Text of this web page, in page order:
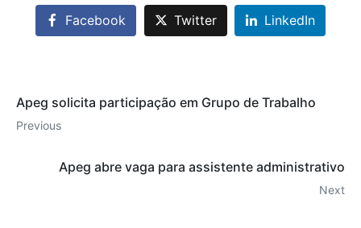
Facebook Twitter LinkedIn
Apeg solicita participação em Grupo de Trabalho
Previous
Apeg abre vaga para assistente administrativo
Next